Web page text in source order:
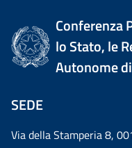
Conferenza
lo Stato, le
Autonome
SEDE
Via della Stamperia 8,